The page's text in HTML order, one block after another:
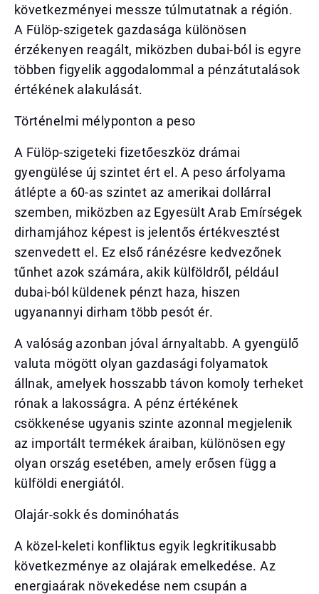
következményei messze túlmutatnak a régión.
A Fülöp-szigetek gazdasága különösen
érzékenyen reagált, miközben dubai-ból is egyre
többen figyelik aggodalommal a pénzátutalások
értékének alakulását.
Történelmi mélyponton a peso
A Fülöp-szigeteki fizetőeszköz drámai
gyengülése új szintet ért el. A peso árfolyama
átlépte a 60-as szintet az amerikai dollárral
szemben, miközben az Egyesült Arab Emírségek
dirhamjához képest is jelentős értékvesztést
szenvedett el. Ez első ránézésre kedvezőnek
tűnhet azok számára, akik külföldről, például
dubai-ból küldenek pénzt haza, hiszen
ugyanannyi dirham több pesót ér.
A valóság azonban jóval árnyaltabb. A gyengülő
valuta mögött olyan gazdasági folyamatok
állnak, amelyek hosszabb távon komoly terheket
rónak a lakosságra. A pénz értékének
csökkenése ugyanis szinte azonnal megjelenik
az importált termékek áraiban, különösen egy
olyan ország esetében, amely erősen függ a
külföldi energiától.
Olajár-sokk és dominóhatás
A közel-keleti konfliktus egyik legkritikusabb
következménye az olajárak emelkedése. Az
energiaárak növekedése nem csupán a